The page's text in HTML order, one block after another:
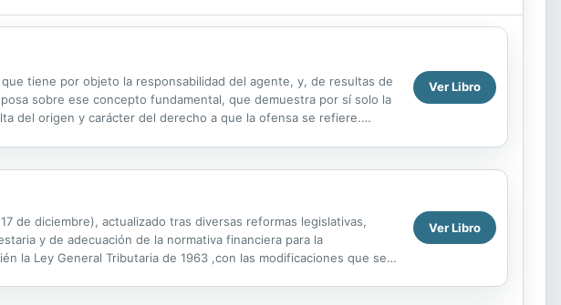
tiene por objeto la responsabilidad del agente, y, de resultas de
sobre ese concepto fundamental, que demuestra por sí solo la
del origen y carácter del derecho a que la ofensa se refiere.
Ver Libro
de diciembre), actualizado tras diversas reformas legislativas,
y de adecuación de la normativa financiera para la
la Ley General Tributaria de 1963 ,con las modificaciones que se
Ver Libro